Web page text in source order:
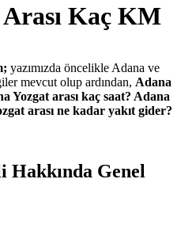
Kaç KM
yazımızda öncelikle Adana ve
mevcut olup ardından, Adana
Yozgat arası kaç saat? Adana
arası ne kadar yakıt gider?
Hakkında Genel